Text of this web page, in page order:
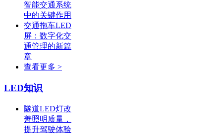
智能交通系统
中的关键作用
交通拖车LED
屏：数字化交
通管理的新篇
章
查看更多 >
LED知识
隧道LED灯改
善照明质量，
提升驾驶体验